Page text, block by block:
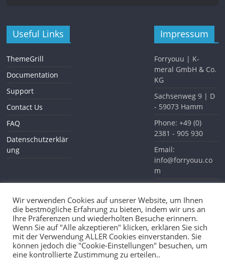
Useful Links
ThemeGrill
Documentation
Support
Contact Us
FAQ
Datenschutzerklär
ung
Impressum
Forryouu | K-
meral GmbH & Co.
KG
Sachsenweg 9 | D
- 59073 Hamm
Phone: +49 (0)
2381 - 905 930
Email:
info@forryouu.co
m
www.forryouu.com
Waldhaus Möhnesee
Copyright © 2026Forryouu. All rights reserved.
Wir verwenden Cookies auf unserer Website, um Ihnen
die bestmögliche Erfahrung zu bieten, indem wir uns an
Ihre Präferenzen und wiederholten Besuche erinnern.
Wenn Sie auf "Alle akzeptieren" klicken, erklären Sie sich
mit der Verwendung ALLER Cookies einverstanden. Sie
können jedoch die "Cookie-Einstellungen" besuchen, um
eine kontrollierte Zustimmung zu erteilen..